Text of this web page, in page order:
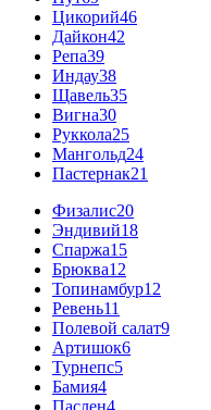
Цикорий46
Дайкон42
Репа39
Индау38
Щавель35
Вигна30
Руккола25
Мангольд24
Пастернак21
Физалис20
Эндивий18
Спаржа15
Брюква12
Топинамбур12
Ревень11
Полевой салат9
Артишок6
Турнепс5
Бамия4